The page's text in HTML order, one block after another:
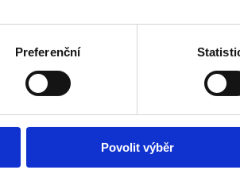
Preferenční
Povolit výběr
užívat
hospodáře
nahlásit
co nejdříve